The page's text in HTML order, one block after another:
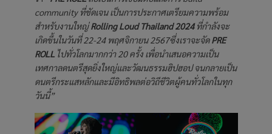
community ที่ชัดเจน เป็นการประกาศเตรียมความพร้อม
สำหรับงานใหญ่Rolling Loud Thailand 2024ที่กำลังจะ
เกิดขึ้นในวันที่ 22-24 พฤศจิกายน 2567ซึ่งเราจะจัดPRE
ROLL ไปทั่วโลกมากกว่า 20 ครั้ง เพื่อนำเสนอความเป็น
เทศกาลดนตรีสุดยิ่งใหญ่และวัฒนธรรมฮิปฮอป จนกลายเป็น
ดนตรีกระแสหลักและมีอิทธิพลต่อวิถีชีวิตผู้คนทั่วโลกในทุก
วันนี้”